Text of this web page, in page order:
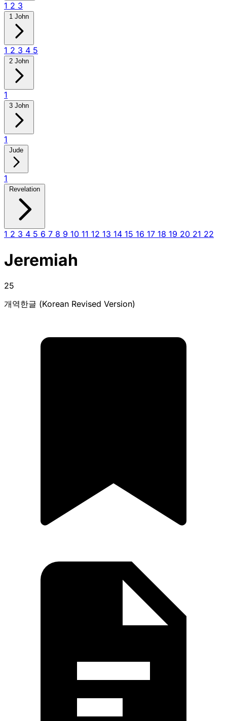
1 2 3
1 John
1 2 3 4 5
2 John
1
3 John
1
Jude
1
Revelation
1 2 3 4 5 6 7 8 9 10 11 12 13 14 15 16 17 18 19 20 21 22
Jeremiah
25
개역한글 (Korean Revised Version)